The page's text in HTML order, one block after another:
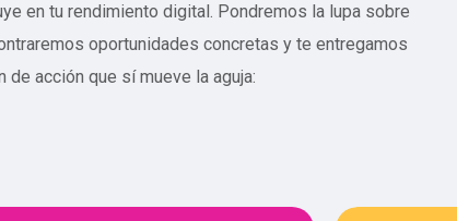
en tu rendimiento digital. Pondremos la lupa sobre
oportunidades concretas y te entregamos
de acción que sí mueve la aguja: